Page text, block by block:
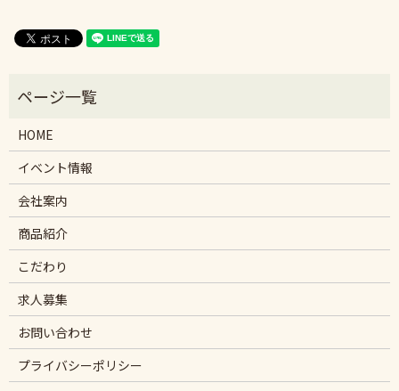
HOME
イベント情報
会社案内
商品紹介
こだわり
求人募集
お問い合わせ
プライバシーポリシー